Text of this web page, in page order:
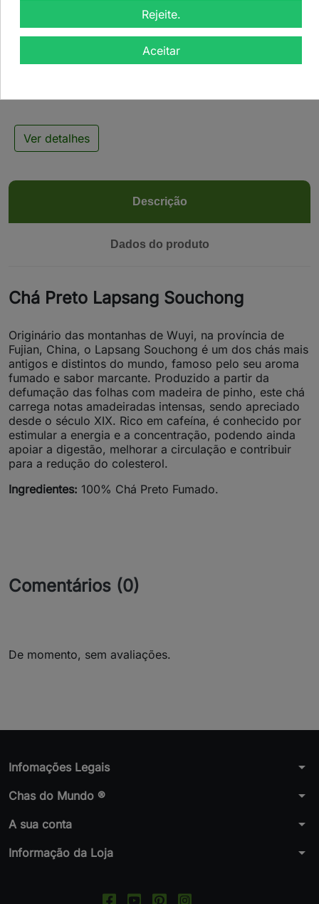
Ver detalhes
Descrição
Dados do produto
Chá Preto Lapsang Souchong
Originário das montanhas de Wuyi, na província de
Fujian, China, o Lapsang Souchong é um dos chás mais
antigos e distintos do mundo, famoso pelo seu aroma
fumado e sabor marcante. Produzido a partir da
defumação das folhas com madeira de pinho, este chá
carrega notas amadeiradas intensas, sendo apreciado
desde o século XIX. Rico em cafeína, é conhecido por
estimular a energia e a concentração, podendo ainda
apoiar a digestão, melhorar a circulação e contribuir
para a redução do colesterol.
Ingredientes: 100% Chá Preto Fumado.
Comentários (0)
De momento, sem avaliações.
Infomações Legais arrow_drop_down
Chas do Mundo ® arrow_drop_down
A sua conta arrow_drop_down
Informação da Loja arrow_drop_down
Rejeite.
Aceitar